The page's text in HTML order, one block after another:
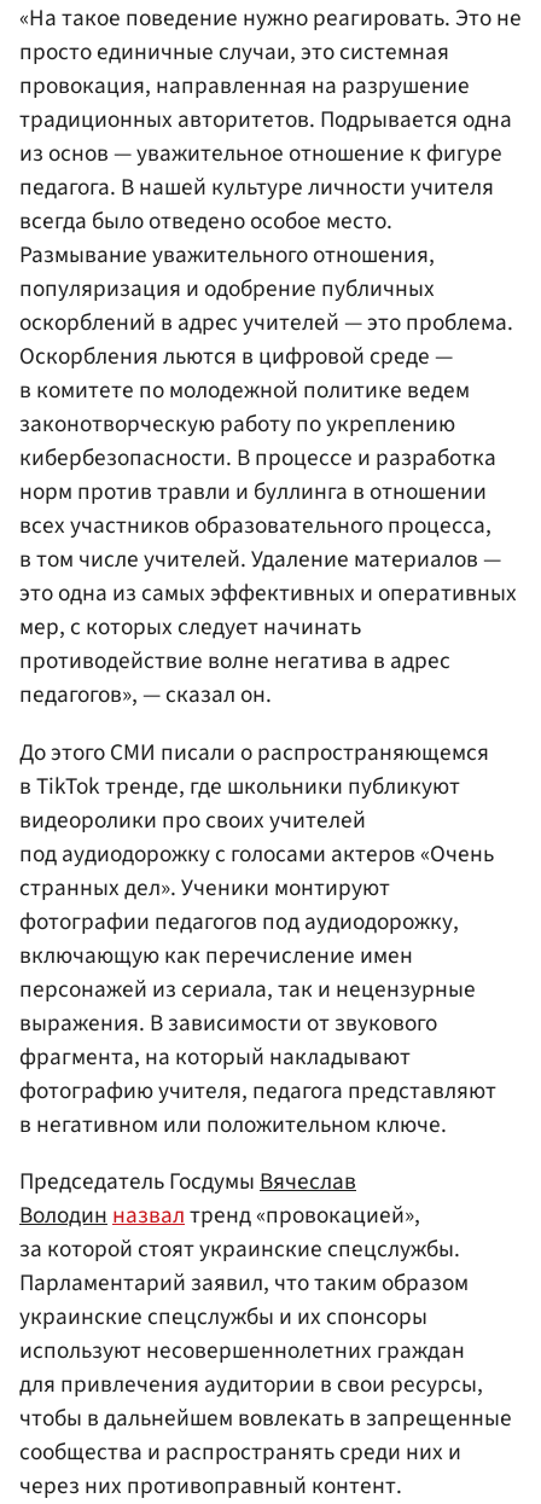
«На такое поведение нужно реагировать. Это не
просто единичные случаи, это системная
провокация, направленная на разрушение
традиционных авторитетов. Подрывается одна
из основ — уважительное отношение к фигуре
педагога. В нашей культуре личности учителя
всегда было отведено особое место.
Размывание уважительного отношения,
популяризация и одобрение публичных
оскорблений в адрес учителей — это проблема.
Оскорбления льются в цифровой среде —
в комитете по молодежной политике ведем
законотворческую работу по укреплению
кибербезопасности. В процессе и разработка
норм против травли и буллинга в отношении
всех участников образовательного процесса,
в том числе учителей. Удаление материалов —
это одна из самых эффективных и оперативных
мер, с которых следует начинать
противодействие волне негатива в адрес
педагогов», — сказал он.
До этого СМИ писали о распространяющемся
в TikTok тренде, где школьники публикуют
видеоролики про своих учителей
под аудиодорожку с голосами актеров «Очень
странных дел». Ученики монтируют
фотографии педагогов под аудиодорожку,
включающую как перечисление имен
персонажей из сериала, так и нецензурные
выражения. В зависимости от звукового
фрагмента, на который накладывают
фотографию учителя, педагога представляют
в негативном или положительном ключе.
Председатель ГосдумыВячеслав
Володинназвалтренд «провокацией»,
за которой стоят украинские спецслужбы.
Парламентарий заявил, что таким образом
украинские спецслужбы и их спонсоры
используют несовершеннолетних граждан
для привлечения аудитории в свои ресурсы,
чтобы в дальнейшем вовлекать в запрещенные
сообщества и распространять среди них и
через них противоправный контент.